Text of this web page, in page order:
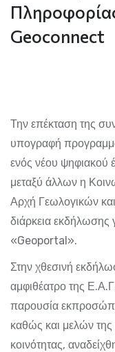
Geoconnect
Την επέκταση της
υπογραφή
ενός νέου
μεταξύ άλλων η
Αρχή Γεωλογικών
διάρκεια εκδήλωσης
«Geoportal».
Στην χθεσινή
αμφιθέατρο της
παρουσία
καθώς και μελών της
κοινότητας,